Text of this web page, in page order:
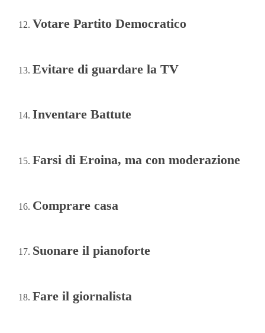
Votare Partito Democratico
Evitare di guardare la TV
Inventare Battute
Farsi di Eroina, ma con moderazione
Comprare casa
Suonare il pianoforte
Fare il giornalista